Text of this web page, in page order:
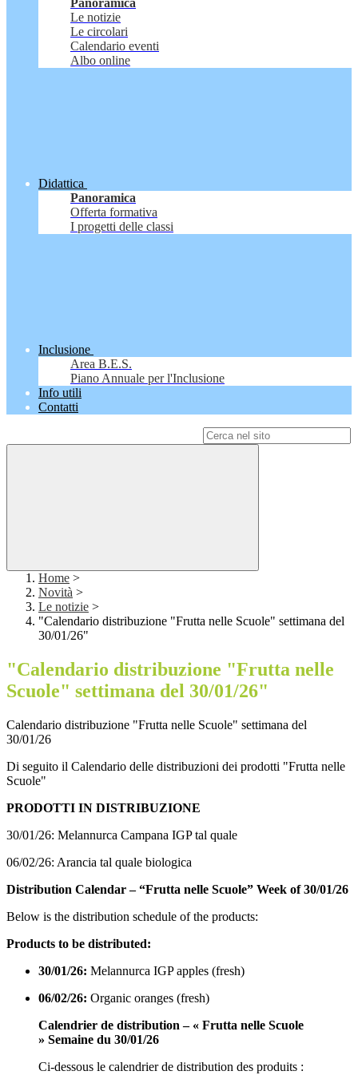
Panoramica
Le notizie
Le circolari
Calendario eventi
Albo online
Didattica
Panoramica
Offerta formativa
I progetti delle classi
Inclusione
Area B.E.S.
Piano Annuale per l'Inclusione
Info utili
Contatti
Home >
Novità >
Le notizie >
"Calendario distribuzione "Frutta nelle Scuole" settimana del
30/01/26"
"Calendario distribuzione "Frutta nelle
Scuole" settimana del 30/01/26"
Calendario distribuzione "Frutta nelle Scuole" settimana del
30/01/26
Di seguito il Calendario delle distribuzioni dei prodotti "Frutta nelle
Scuole"
PRODOTTI IN DISTRIBUZIONE
30/01/26: Melannurca Campana IGP tal quale
06/02/26: Arancia tal quale biologica
Distribution Calendar – “Frutta nelle Scuole” Week of 30/01/26
Below is the distribution schedule of the products:
Products to be distributed:
30/01/26: Melannurca IGP apples (fresh)
06/02/26: Organic oranges (fresh)
Calendrier de distribution – « Frutta nelle Scuole
» Semaine du 30/01/26
Ci-dessous le calendrier de distribution des produits :